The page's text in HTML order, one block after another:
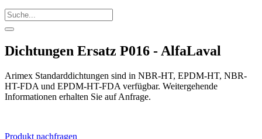
Dichtungen Ersatz P016 - AlfaLaval
Arimex Standarddichtungen sind in NBR-HT, EPDM-HT, NBR-
HT-FDA und EPDM-HT-FDA verfügbar. Weitergehende
Informationen erhalten Sie auf Anfrage.
Produkt nachfragen